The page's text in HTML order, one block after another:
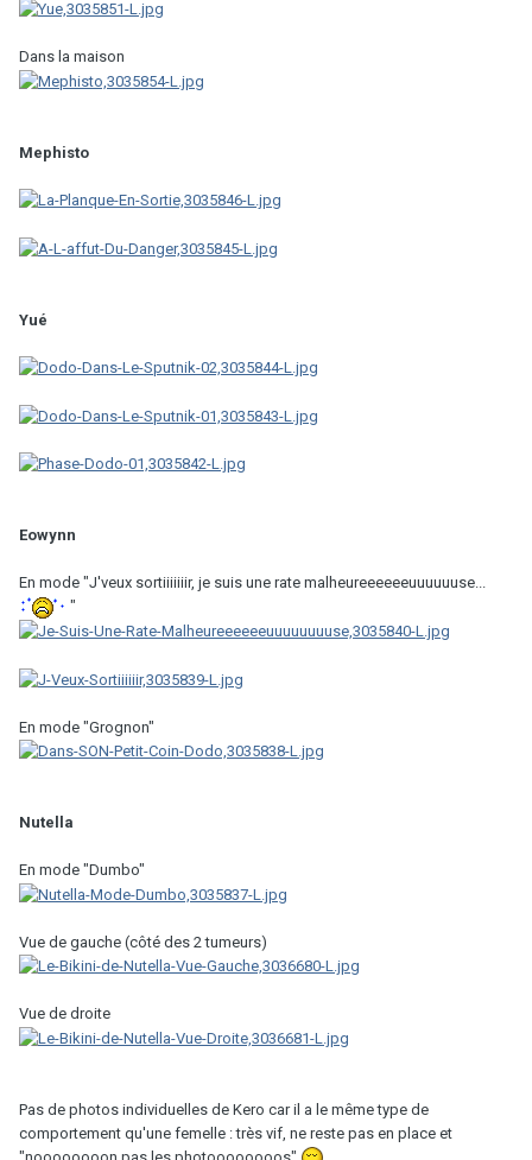
Dans la maison
Mephisto
Yué
Eowynn
En mode "J'veux sortiiiiiiir, je suis une rate malheureeeeeeuuuuuuse...
"
En mode "Grognon"
Nutella
En mode "Dumbo"
Vue de gauche (côté des 2 tumeurs)
Vue de droite
Pas de photos individuelles de Kero car il a le même type de
comportement qu'une femelle : très vif, ne reste pas en place et